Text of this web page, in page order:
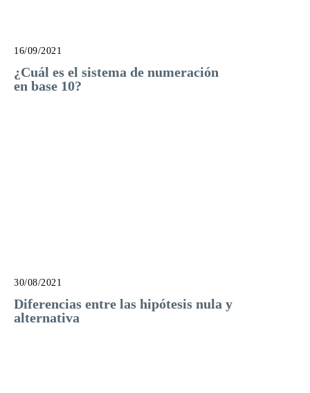
16/09/2021
¿Cuál es el sistema de numeración
en base 10?
30/08/2021
Diferencias entre las hipótesis nula y
alternativa